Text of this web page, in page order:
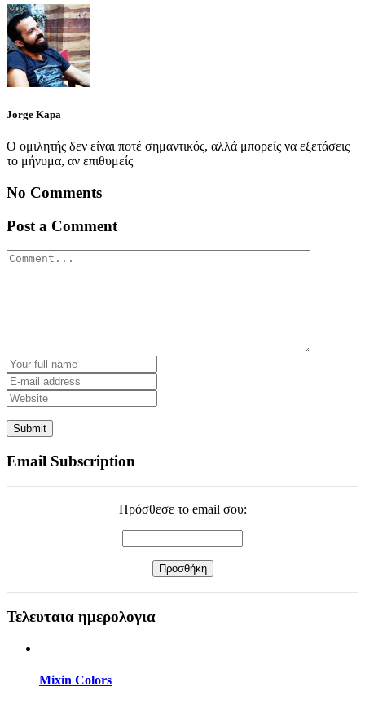
Jorge Kapa
Ο ομιλητής δεν είναι ποτέ σημαντικός, αλλά μπορείς να εξετάσεις
το μήνυμα, αν επιθυμείς
No Comments
Post a Comment
Email Subscription
Πρόσθεσε το email σου:
Τελευταια ημερολογια
Mixin Colors